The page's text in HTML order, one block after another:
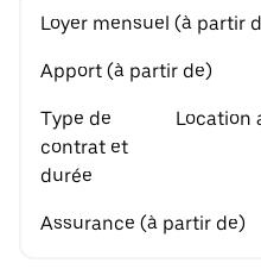
Loyer mensuel (à partir
Apport (à partir de)
Type de
contrat et
durée
Location
Assurance (à partir de)